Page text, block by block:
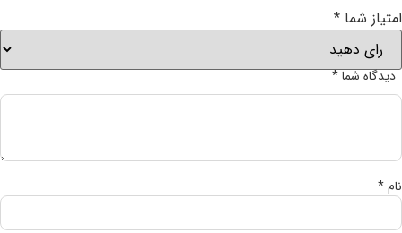
امتیاز شما *
دیدگاه شما*
نام*